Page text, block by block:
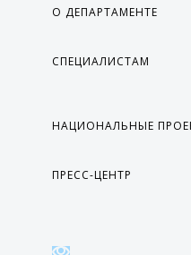
О ДЕПАРТАМЕНТЕ
СПЕЦИАЛИСТАМ
НАЦИОНАЛЬНЫЕ
ПРЕСС-ЦЕНТР